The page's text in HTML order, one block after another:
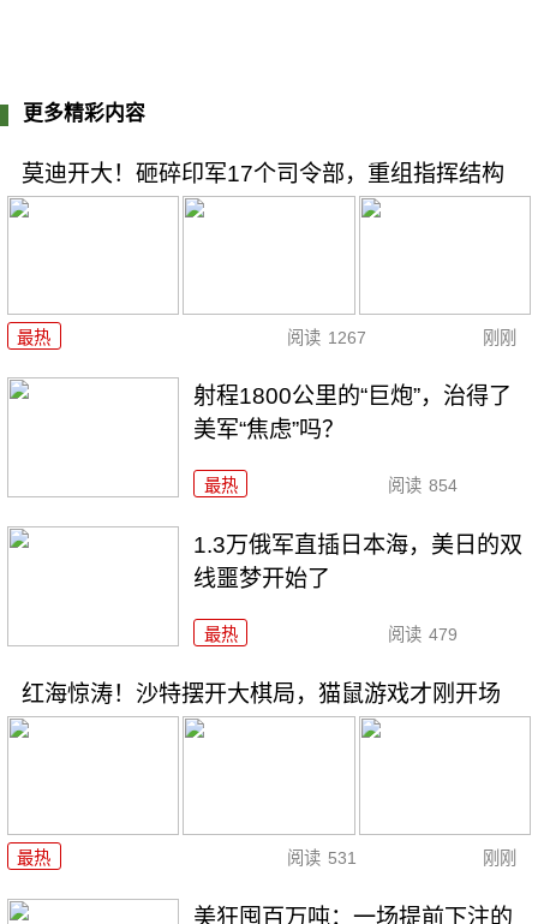
更多精彩内容
莫迪开大！砸碎印军17个司令部，重组指挥结构
最热 阅读 1267 刚刚
射程1800公里的“巨炮”，治得了
美军“焦虑”吗？
最热 阅读 854
1.3万俄军直插日本海，美日的双
线噩梦开始了
最热 阅读 479
红海惊涛！沙特摆开大棋局，猫鼠游戏才刚开场
最热 阅读 531 刚刚
美狂囤百万吨：一场提前下注的